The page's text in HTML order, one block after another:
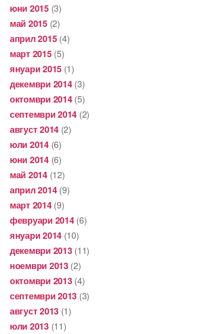
юни 2015(3)
май 2015(2)
април 2015(4)
март 2015(5)
януари 2015 (1)
декември 2014(3)
октомври 2014(5)
септември 2014 (2)
август 2014 (2)
юли 2014(6)
юни 2014(6)
май 2014(12)
април 2014(9)
март 2014(9)
февруари 2014(6)
януари 2014 (10)
декември 2013(11)
ноември 2013(2)
октомври 2013(4)
септември 2013 (3)
август 2013 (1)
юли 2013(11)